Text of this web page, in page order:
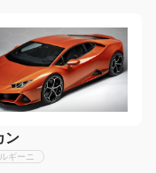
ン
ギーニ